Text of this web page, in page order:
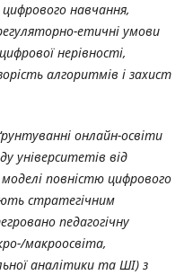
цифрового навчання,
етичні умови
нерівності,
алгоритмів і захист
онлайн-освіти
університетів від
повністю цифрового
стратегічним
педагогічну
макроосвіта,
аналітики та ШІ) з